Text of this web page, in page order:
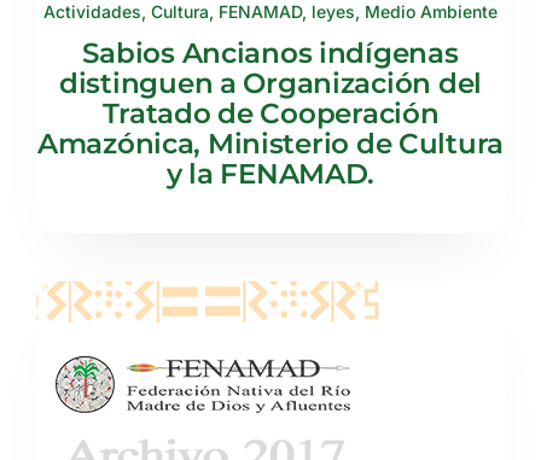
Actividades, Cultura, FENAMAD, leyes, Medio Ambiente
Sabios Ancianos indígenas
distinguen a Organización del
Tratado de Cooperación
Amazónica, Ministerio de Cultura
y la FENAMAD.